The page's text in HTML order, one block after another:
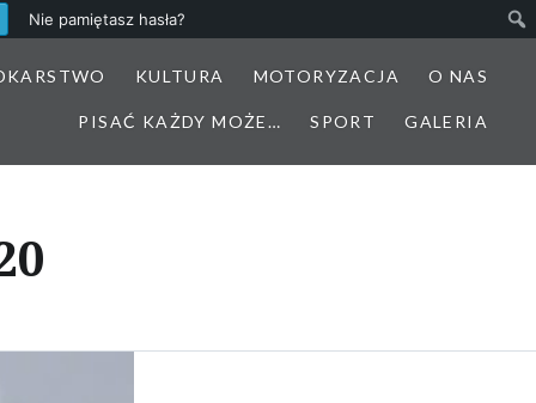
KULTURA MOTORYZACJA O NAS
PISAĆ KAŻDY MOŻE… SPORT GALERIA
Nie pamiętasz hasła?